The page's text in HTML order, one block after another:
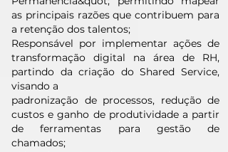
as principais razões que contribuem para
a retenção dos talentos;
Responsável por implementar ações de
transformação digital na área de RH,
partindo da criação do Shared Service,
visando a
padronização de processos, redução de
custos e ganho de produtividade a partir
de ferramentas para gestão de
chamados;